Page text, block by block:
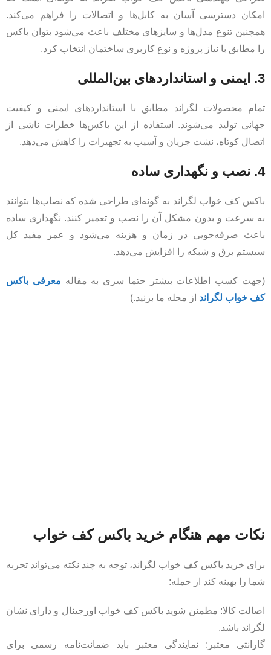
امکان دسترسی آسان به کابل‌ها و اتصالات را فراهم می‌کند.
همچنین تنوع مدل‌ها و سایزهای مختلف باعث می‌شود بتوان باکس
را مطابق با نیاز پروژه و نوع کاربری ساختمان انتخاب کرد.
3. ایمنی و استانداردهای بین‌المللی
تمام محصولات لگراند مطابق با استانداردهای ایمنی و کیفیت
جهانی تولید می‌شوند. استفاده از این باکس‌ها خطرات ناشی از
اتصال کوتاه، نشت جریان و آسیب به تجهیزات را کاهش می‌دهد.
4. نصب و نگهداری ساده
باکس کف خواب لگراند به گونه‌ای طراحی شده که نصاب‌ها بتوانند
به سرعت و بدون مشکل آن را نصب و تعمیر کنند. نگهداری ساده
باعث صرفه‌جویی در زمان و هزینه می‌شود و عمر مفید کل
سیستم برق و شبکه را افزایش می‌دهد.
(جهت کسب اطلاعات بیشتر حتما سری به مقاله معرفی باکس
کف خواب لگراند از مجله ما بزنید.)
نکات مهم هنگام خرید باکس کف خواب
برای خرید باکس کف خواب لگراند، توجه به چند نکته می‌تواند تجربه
شما را بهینه کند از جمله:
اصالت کالا: مطمئن شوید باکس کف خواب اورجینال و دارای نشان
لگراند باشد.
گارانتی معتبر: نمایندگی معتبر باید ضمانت‌نامه رسمی برای